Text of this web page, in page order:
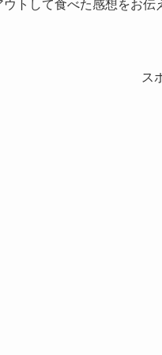
トして食べた感想をお伝
ス